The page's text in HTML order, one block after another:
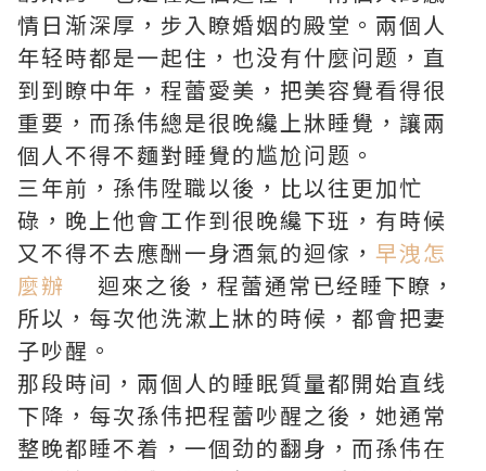
情日渐深厚，步入瞭婚姻的殿堂。兩個人
年轻時都是一起住，也没有什麼问题，直
到到瞭中年，程蕾愛美，把美容覺看得很
重要，而孫伟總是很晚纔上牀睡覺，讓兩
個人不得不麵對睡覺的尴尬问题。
三年前，孫伟陞職以後，比以往更加忙
碌，晚上他會工作到很晚纔下班，有時候
又不得不去應酬一身酒氣的迴傢， 早洩怎
麼辦
迴來之後，程蕾通常已经睡下瞭，
所以，每次他洗漱上牀的時候，都會把妻
子吵醒。
那段時间，兩個人的睡眠質量都開始直线
下降，每次孫伟把程蕾吵醒之後，她通常
整晚都睡不着，一個劲的翻身，而孫伟在